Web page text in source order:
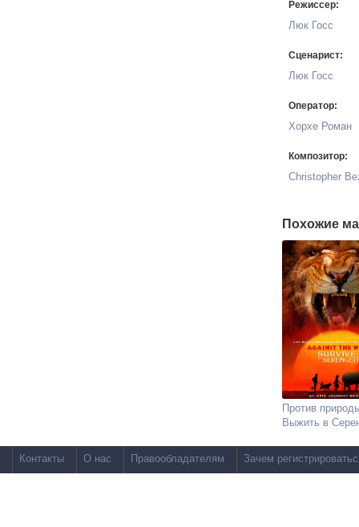
Режиссер:
Люк Госс
Сценарист:
Люк Госс
Оператор:
Хорхе Роман
Композитор:
Christopher
Похожие
Против
Выжить в
Контакты О нас Правообладателям Зачем